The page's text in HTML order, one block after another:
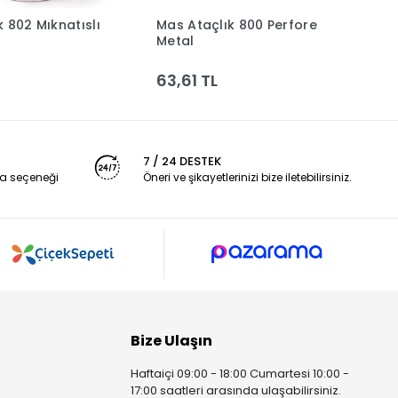
Sepete Ekle
Mıknatıslı Sepete Ekle
Mas Ataçlık 800 Perfore
Metal
63,61 TL
seçeneği
7 / 24 DESTEK
Öneri ve şikayetlerinizi bize iletebilirsiniz.
Bize Ulaşın
Haftaiçi 09:00 - 18:00 Cumartesi 10:00 -
17:00 saatleri arasında ulaşabilirsiniz.